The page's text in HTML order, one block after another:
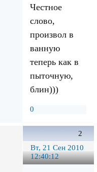
Честное
слово,
произвол в
ванную
теперь как в
пыточную,
блин)))
0
2
Вт, 21 Сен 2010
12:40:12